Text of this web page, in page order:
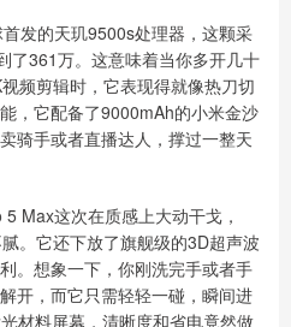
发的天玑9500s处理器，这颗采
了361万。这意味着当你多开几十
频剪辑时，它表现得就像热刀切
，它配备了9000mAh的小米金沙
骑手或者直播达人，撑过一整天
Max这次在质感上大动干戈，
。它还下放了旗舰级的3D超声波
。想象一下，你刚洗完手或者手
开，而它只需轻轻一碰，瞬间进
材料屏幕，清晰度和省电竟然做